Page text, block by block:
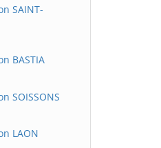
SAINT-
BASTIA
SOISSONS
LAON